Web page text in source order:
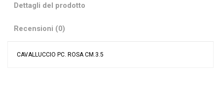
Dettagli del prodotto
Recensioni (0)
CAVALLUCCIO PC. ROSA CM.3.5